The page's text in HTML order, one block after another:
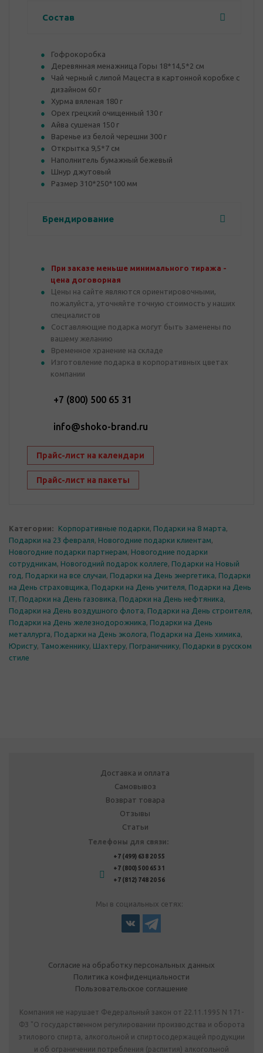
Состав
Гофрокоробка
Деревянная менажница Горы 18*14,5*2 см
Чай черный с липой Мацеста в картонной коробке с
дизайном 60 г
Хурма вяленая 180 г
Орех грецкий очищенный 130 г
Айва сушеная 150 г
Варенье из белой черешни 300 г
Открытка 9,5*7 см
Наполнитель бумажный бежевый
Шнур джутовый
Размер 310*250*100 мм
Брендирование
При заказе меньше минимального тиража -
цена договорная
Цены на сайте являются ориентировочными,
пожалуйста, уточняйте точную стоимость у наших
специалистов
Составляющие подарка могут быть заменены по
вашему желанию
Временное хранение на складе
Изготовление подарка в корпоративных цветах
компании
+7 (800) 500 65 31
info@shoko-brand.ru
Прайс-лист на календари
Прайс-лист на пакеты
Категории: Корпоративные подарки, Подарки на 8 марта,
Подарки на 23 февраля, Новогодние подарки клиентам,
Новогодние подарки партнерам, Новогодние подарки
сотрудникам, Новогодний подарок коллеге, Подарки на Новый
год , Подарки на все случаи, Подарки на День энергетика, Подарки
на День страховщика, Подарки на День учителя, Подарки на День
IT, Подарки на День газовика, Подарки на День нефтяника,
Подарки на День воздушного флота, Подарки на День строителя,
Подарки на День железнодорожника, Подарки на День
металлурга, Подарки на День эколога, Подарки на День химика,
Юристу, Таможеннику, Шахтеру, Пограничнику, Подарки в русском
стиле
Доставка и оплата
Самовывоз
Возврат товара
Отзывы
Статьи
Телефоны для связи:
+7 (499) 638 20 55
+7 (800) 500 65 31
+7 (812) 748 20 56
Мы в социальных сетях:
Согласие на обработку персональных данных
Политика конфиденциальности
Пользовательское соглашение
Компания не нарушает Федеральный закон от 22.11.1995 N 171-
ФЗ "О государственном регулировании производства и оборота
этилового спирта, алкогольной и спиртосодержащей продукции
и об ограничении потребления (распития) алкогольной